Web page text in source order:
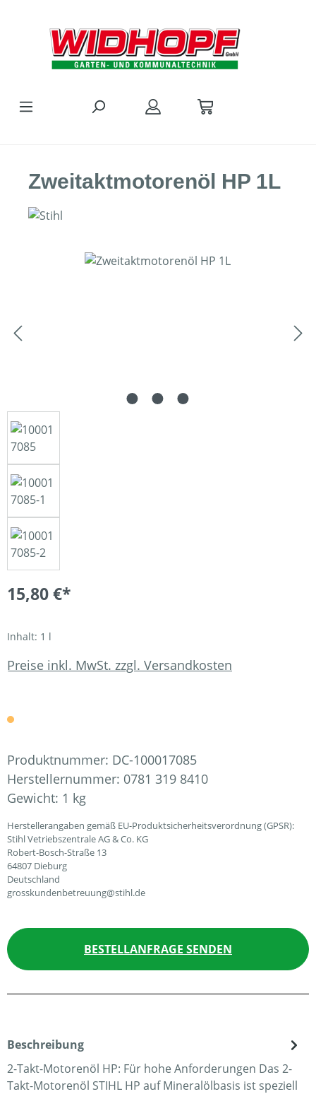
Zweitaktmotorenöl HP 1L
Bildergalerie überspringen
15,80 €*
Inhalt: 1 l
Preise inkl. MwSt. zzgl. Versandkosten
Produktnummer: DC-100017085
Herstellernummer: 0781 319 8410
Gewicht: 1 kg
Herstellerangaben gemäß EU-Produktsicherheitsverordnung (GPSR):
Stihl Vetriebszentrale AG & Co. KG
Robert-Bosch-Straße 13
64807 Dieburg
Deutschland
grosskundenbetreuung@stihl.de
BESTELLANFRAGE SENDEN
Beschreibung
2-Takt-Motorenöl HP: Für hohe Anforderungen Das 2-
Takt-Motorenöl STIHL HP auf Mineralölbasis ist speziell